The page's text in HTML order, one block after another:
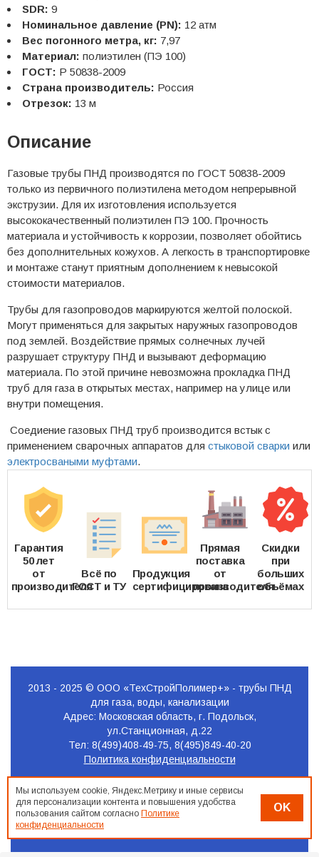
SDR: 9
Номинальное давление (PN): 12 атм
Вес погонного метра, кг: 7,97
Материал: полиэтилен (ПЭ 100)
ГОСТ: Р 50838-2009
Страна производитель: Россия
Отрезок: 13 м
Описание
Газовые трубы ПНД производятся по ГОСТ 50838-2009
только из первичного полиэтилена методом непрерывной
экструзии. Для их изготовления используется
высококачественный полиэтилен ПЭ 100. Прочность
материала и устойчивость к коррозии, позволяет обойтись
без дополнительных кожухов. А легкость в транспортировке
и монтаже станут приятным дополнением к невысокой
стоимости материалов.
Трубы для газопроводов маркируются желтой полоской.
Могут применяться для закрытых наружных газопроводов
под землей. Воздействие прямых солнечных лучей
разрушает структуру ПНД и вызывают деформацию
материала. По этой причине невозможна прокладка ПНД
труб для газа в открытых местах, например на улице или
внутри помещения.
Соедиение газовых ПНД труб производится встык с
применением сварочных аппаратов для стыковой сварки или
электросваными муфтами.
Гарантия
50 лет
от
производителя
Всё по
ГОСТ и ТУ
Продукция
сертифицирована
Прямая
поставка
от
производителя
Скидки
при
больших
объёмах
2013 - 2025 © ООО «ТехСтройПолимер+» - трубы ПНД
для газа, воды, канализации
Адрес: Московская область, г. Подольск,
ул.Станционная, д.22
Тел: 8(499)408-49-75, 8(495)849-40-20
Политика конфиденциальности
Продвижение
сайта
Seo-
Мы используем cookie, Яндекс.Метрику и иные сервисы
для персонализации контента и повышения удобства
пользования сайтом согласно Политике
конфиденциальности
OK